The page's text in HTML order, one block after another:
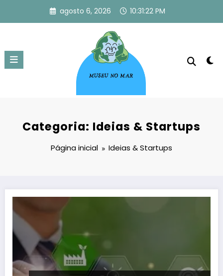
o
agosto 6, 2026 10:31:22 PM
Categoria: Ideias & Startups
Página inicial Ideias & Startups